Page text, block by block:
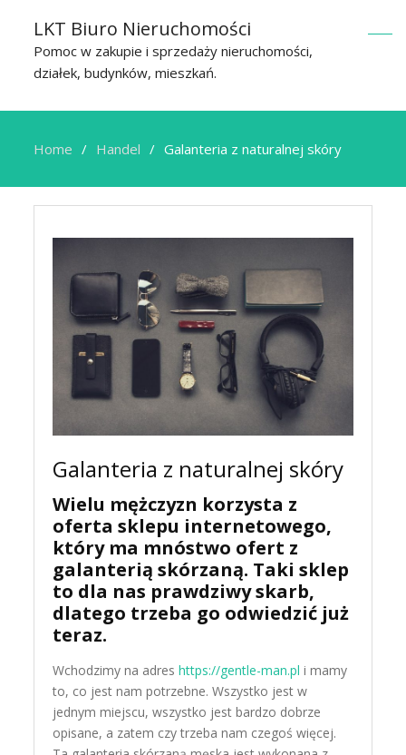
LKT Biuro Nieruchomości
Pomoc w zakupie i sprzedaży nieruchomości,
działek, budynków, mieszkań.
Home Handel Galanteria z naturalnej skóry
Galanteria z naturalnej skóry
Wielu mężczyzn korzysta z
oferta sklepu internetowego,
który ma mnóstwo ofert z
galanterią skórzaną. Taki sklep
to dla nas prawdziwy skarb,
dlatego trzeba go odwiedzić już
teraz.
Wchodzimy na adreshttps://gentle-man.pl i mamy
to, co jest nam potrzebne. Wszystko jest w
jednym miejscu, wszystko jest bardzo dobrze
opisane, a zatem czy trzeba nam czegoś więcej.